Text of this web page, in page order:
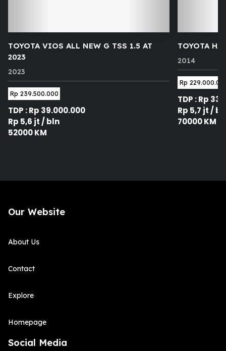
TOYOTA VIOS ALL NEW G TSS 1.5 AT
2023
2023
Rp 239.500.000
TDP : Rp 39.000.000
Rp 5,6 jt / bln
52000 KM
TOYOTA
2014
Rp
TDP : Rp
Rp 5,7 jt /
70000 KM
Our Website
About Us
Contact
Explore
Homepage
Social Media